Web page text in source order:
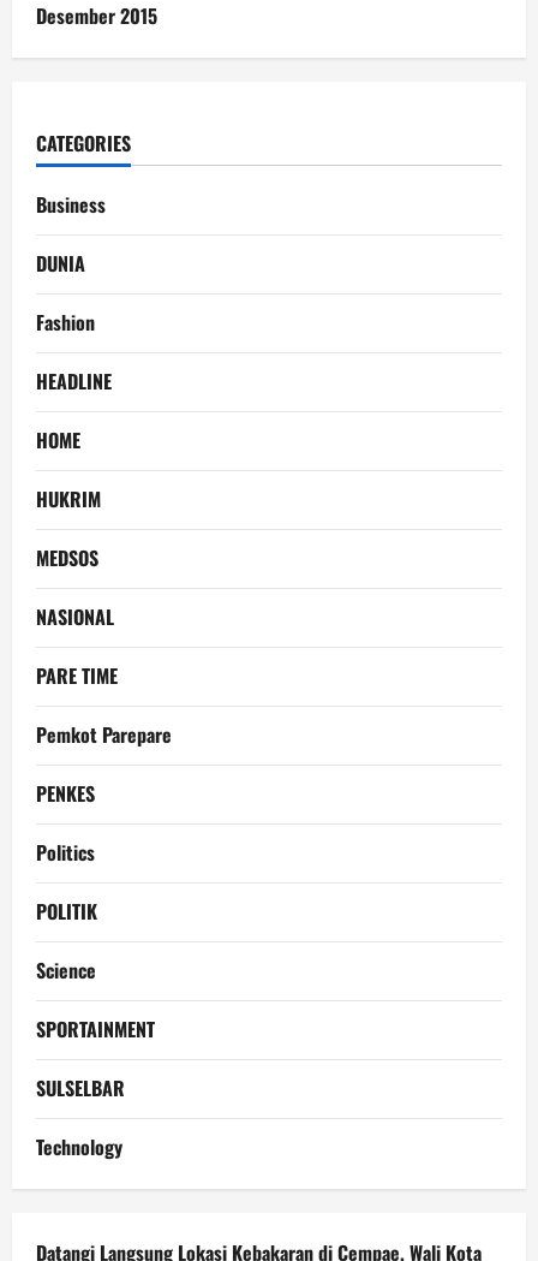
Desember 2015
CATEGORIES
Business
DUNIA
Fashion
HEADLINE
HOME
HUKRIM
MEDSOS
NASIONAL
PARE TIME
Pemkot Parepare
PENKES
Politics
POLITIK
Science
SPORTAINMENT
SULSELBAR
Technology
Datangi Langsung Lokasi Kebakaran di Cempae, Wali Kota